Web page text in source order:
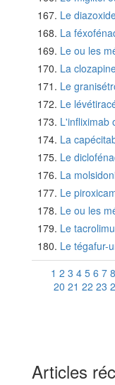
Le
La
Le ou les
La
Le
Le
L'infliximab
La
Le
La
Le
Le ou les
Le
Le tégafur-
1 2 3 4 5 6 7 8
20 21 22 23
Articles